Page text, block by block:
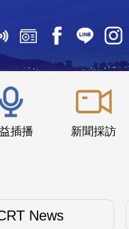
插播 新聞採訪
News